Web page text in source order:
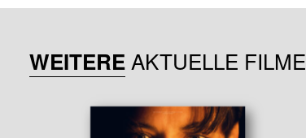
WEITERE AKTUELLE FILME